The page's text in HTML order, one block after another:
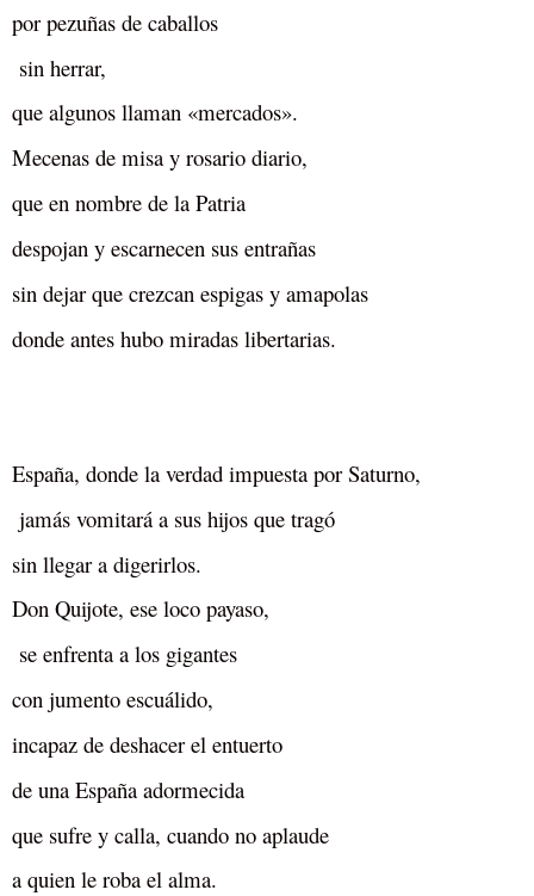
por pezuñas de caballos
sin herrar,
que algunos llaman «mercados».
Mecenas de misa y rosario diario,
que en nombre de la Patria
despojan y escarnecen sus entrañas
sin dejar que crezcan espigas y amapolas
donde antes hubo miradas libertarias.
España, donde la verdad impuesta por Saturno,
jamás vomitará a sus hijos que tragó
sin llegar a digerirlos.
Don Quijote, ese loco payaso,
se enfrenta a los gigantes
con jumento escuálido,
incapaz de deshacer el entuerto
de una España adormecida
que sufre y calla, cuando no aplaude
a quien le roba el alma.